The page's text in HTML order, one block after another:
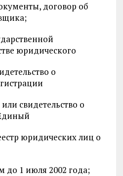
договор об
юридического
о
свидетельство о
юридических лиц о
до 1 июля 2002 года;